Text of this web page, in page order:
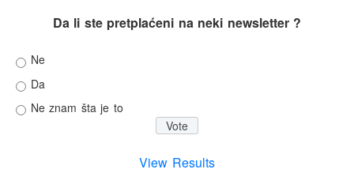
Da li ste pretplaćeni na neki newsletter ?
Ne
Da
Ne znam šta je to
View Results